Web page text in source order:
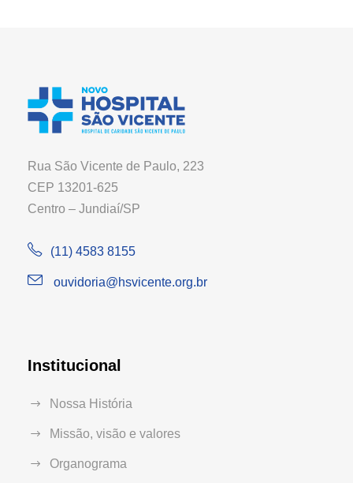
Rua São Vicente de Paulo, 223
CEP 13201-625
Centro – Jundiaí/SP
(11) 4583 8155
ouvidoria@hsvicente.org.br
Institucional
Nossa História
Missão, visão e valores
Organograma